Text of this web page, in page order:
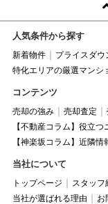
人気条件から探す
新着物件 プライスダウ
特化エリアの厳選マンシ
コンテンツ
売却の強み 売却査定
【不動産コラム】役立
【神楽坂コラム】近隣情
当社について
トップページ スタッフ
当社が選ばれる理由
お